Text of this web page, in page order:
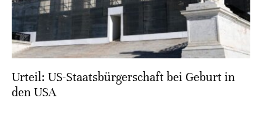
Urteil: US-Staatsbürgerschaft bei Geburt in
den USA